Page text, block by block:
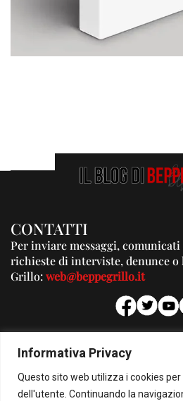
Informativa Privacy
Questo sito web utilizza i cookies
dell'utente. Continuando la
CONTATTI
Per inviare messaggi,
richieste di interviste, denunce o
Grillo:web@beppegrillo.it
Per la tua